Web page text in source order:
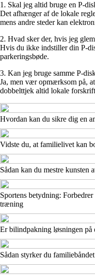
1. Skal jeg altid bruge en P-
Det afhænger af de lokale
mens andre steder kan
2. Hvad sker der, hvis jeg
Hvis du ikke indstiller din P-
parkeringsbøde.
3. Kan jeg bruge samme P-
Ja, men vær opmærksom på,
dobbelttjek altid lokale
Hvordan kan du sikre dig en
Vidste du, at familielivet kan
Sådan kan du mestre kunsten
Sportens betydning:
træning
Er bilindpakning løsningen
Sådan styrker du